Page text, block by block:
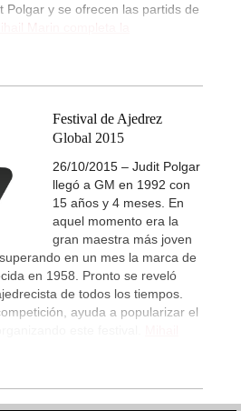
Polgar y se ofrecen las partids de
Marin completa la
Festival de Ajedrez
Global 2015
26/10/2015 – Judit Polgar
llegó a GM en 1992 con
15 años y 4 meses. En
aquel momento era la
gran maestra más joven
en un mes la marca de
en 1958. Pronto se reveló
de todos los tiempos.
ayuda a popularizar el